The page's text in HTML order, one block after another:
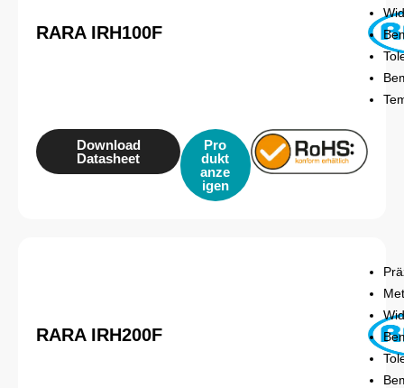
RARA IRH100F
Pro
dukt
anze
igen
Download
Datasheet
RARA IRH200F